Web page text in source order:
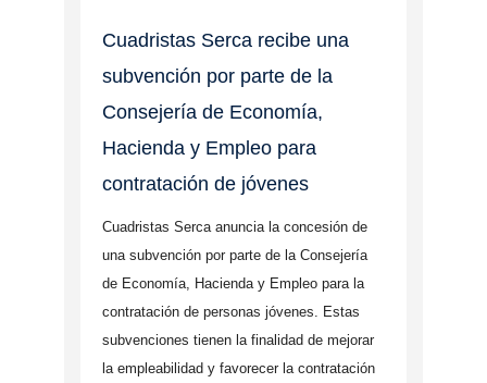
Cuadristas Serca recibe una
subvención por parte de la
Consejería de Economía,
Hacienda y Empleo para
contratación de jóvenes
Cuadristas Serca anuncia la concesión de
una subvención por parte de la Consejería
de Economía, Hacienda y Empleo para la
contratación de personas jóvenes. Estas
subvenciones tienen la finalidad de mejorar
la empleabilidad y favorecer la contratación